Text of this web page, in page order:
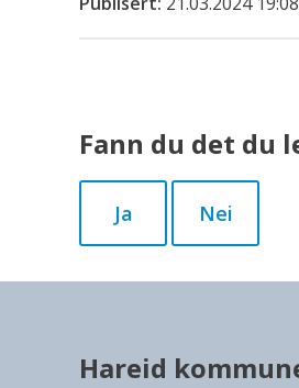
Fann du det du
Ja Nei
Hareid